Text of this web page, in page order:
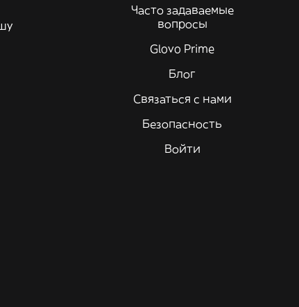
Часто задаваемые
вопросы
Glovo Prime
Блог
Связаться с нами
Безопасность
Войти